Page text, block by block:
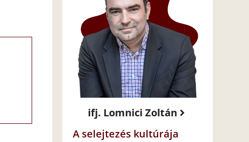
ifj. Lomnici Zoltán
A selejtezés kultúrája